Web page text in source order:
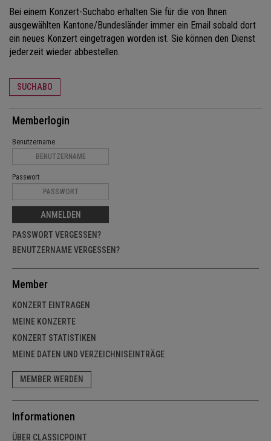
Bei einem Konzert-Suchabo erhalten Sie für die von Ihnen
ausgewählten Kantone/Bundesländer immer ein Email sobald dort
ein neues Konzert eingetragen worden ist. Sie können den Dienst
jederzeit wieder abbestellen.
SUCHABO
Memberlogin
Benutzername
Passwort
ANMELDEN
PASSWORT VERGESSEN?
BENUTZERNAME VERGESSEN?
Member
KONZERT EINTRAGEN
MEINE KONZERTE
KONZERT STATISTIKEN
MEINE DATEN UND VERZEICHNISEINTRÄGE
MEMBER WERDEN
Informationen
ÜBER CLASSICPOINT